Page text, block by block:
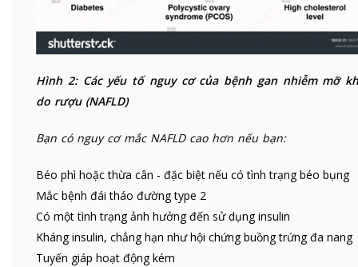
Hình 2: Các yếu tố nguy cơ của bệnh gan nhiễm mỡ
do rượu (NAFLD)
Bạn có nguy cơ mắc NAFLD cao hơn nếu bạn:
Béo phì hoặc thừa cân - đặc biệt nếu có tình trạng béo bụng
Mắc bệnh đái tháo đường type 2
Có một tình trạng ảnh hưởng đến sử dụng insulin
Kháng insulin, chẳng hạn như hội chứng buồng trứng đa nang
Tuyến giáp hoạt động kém